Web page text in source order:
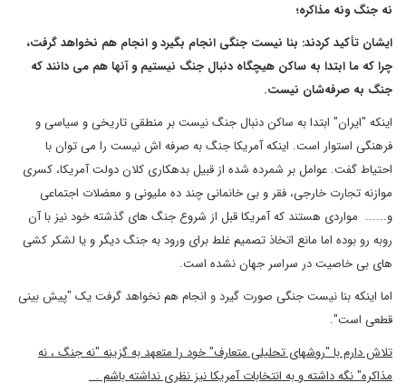
نه جنگ ونه مذاکره؛
ایشان تأکید کردند: بنا نیست جنگی انجام بگیرد و انجام هم نخواهد گرفت،
چرا که ما ابتدا به ساکن هیچگاه دنبال جنگ نیستیم و آنها هم می دانند که
جنگ به صرفه‌شان نیست.
اینکه "ایران" ابتدا به ساکن دنبال جنگ نیست بر منطقی تاریخی و سیاسی و
فرهنگی استوار است. اینکه آمریکا جنگ به صرفه اش نیست را می توان با
احتیاط گفت. عوامل بر شمرده شده از قبیل بدهکاری کلان دولت آمریکا، کسری
موازنه تجارت خارجی، فقر و بی خانمانی چند ده ملیونی و معضلات اجتماعی
و...... مواردی هستند که آمریکا قبل از شروع جنگ های گذشته خود نیز با آن
روبه رو بوده اما مانع اتخاذ تصمیم غلط برای ورود به جنگ دیگر و یا لشکر کشی
های بی خاصیت در سراسر جهان نشده است.
اما اینکه بنا نیست جنگی صورت گیرد و انجام هم نخواهد گرفت یک "پیش بینی
قطعی است".
تلاش دارم با "روشهای تحلیلی متعارف" خود را متعهد به گزینه "نه جنگ ، نه
مذاکره" نگه داشته و به انتخابات آمریکا نیز نظری نداشته باشم .